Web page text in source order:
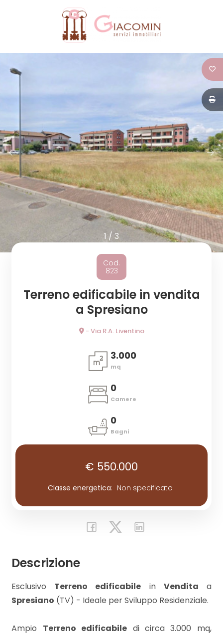
1 / 3
Cod.
823
Terreno edificabile in vendita
a Spresiano
- Via R.A. Liventino
3.000
mq
0
Camere
0
Bagni
€ 550.000
Classe energetica: Non specificato
Descrizione
Esclusivo Terreno edificabile in Vendita a
Spresiano (TV) - Ideale per Sviluppo Residenziale.
Ampio Terreno edificabile di circa 3.000 mq,
SERVIZI
CONTATTI
Contratto
Vendita
Affitto
Scegli
dove
Residenziali
Prezzo